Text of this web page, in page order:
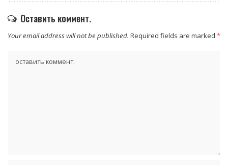
Оставить коммент.
Your email address will not be published. Required fields are marked *